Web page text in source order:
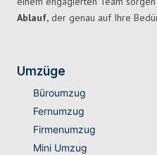
Ablauf, der genau auf Ihre
Umzüge
Büroumzug
Fernumzug
Firmenumzug
Mini Umzug